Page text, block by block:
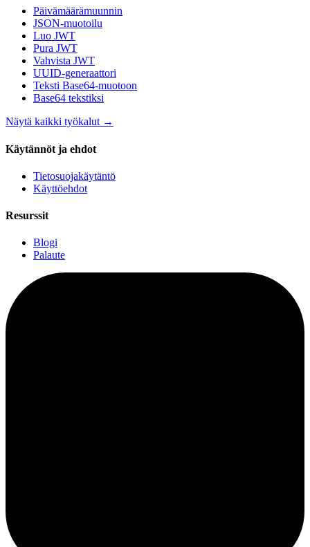
Päivämäärämuunnin
JSON-muotoilu
Luo JWT
Pura JWT
Vahvista JWT
UUID-generaattori
Teksti Base64-muotoon
Base64 tekstiksi
Näytä kaikki työkalut →
Käytännöt ja ehdot
Tietosuojakäytäntö
Käyttöehdot
Resurssit
Blogi
Palaute